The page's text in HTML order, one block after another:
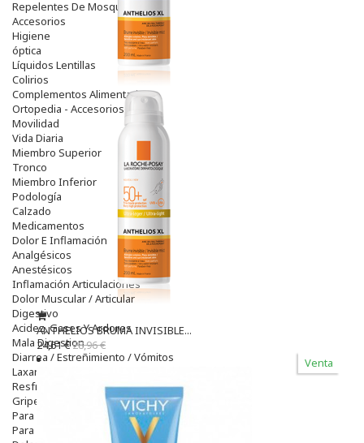
Repelentes De Mosquitos
Accesorios
Higiene
óptica
Líquidos Lentillas
Colirios
Complementos Alimentarios.
Ortopedia - Accesorios
Movilidad
Vida Diaria
Miembro Superior
Tronco
Miembro Inferior
Podología
Calzado
Medicamentos
Dolor E Inflamación
Analgésicos
Anestésicos
Inflamación Articulaciones
Dolor Muscular / Articular
Digestivo
Acidez, Gases Y Ardores
Mala Digestion
Diarrea / Estreñimiento / Vómitos
Laxantes
Resfriados
Gripe Y Resfriados
Para La Tos
Para Descongestionar La Nariz
ANTHELIOS BRUMA INVISIBLE...
24,61 €28,96 €
Venta